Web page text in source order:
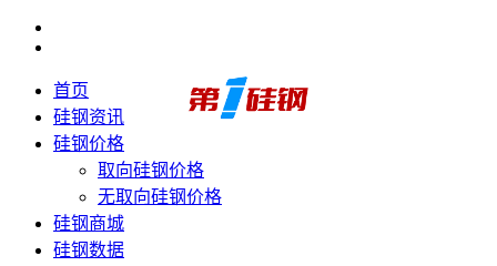
首页
硅钢资讯
硅钢价格
取向硅钢价格
无取向硅钢价格
硅钢商城
硅钢数据